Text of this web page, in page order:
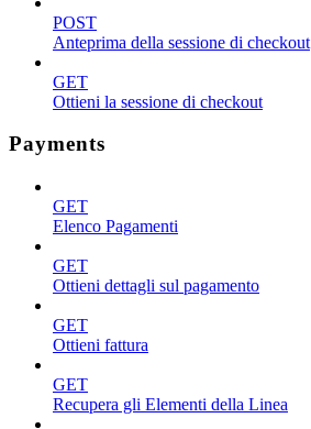
POST
Anteprima della sessione di checkout
GET
Ottieni la sessione di checkout
Payments
GET
Elenco Pagamenti
GET
Ottieni dettagli sul pagamento
GET
Ottieni fattura
GET
Recupera gli Elementi della Linea